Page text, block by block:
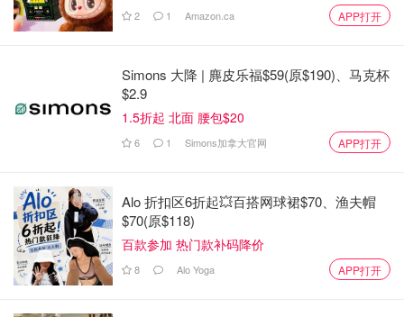
2 1 Amazon.ca APP打开
Simons 大降 | 麂皮乐福$59(原$190)、马克杯
$2.9
1.5折起 北面 腰包$20
6 1 Simons加拿大官网 APP打开
Alo 折扣区6折起💥百搭网球裙$70、渔夫帽
$70(原$118)
百款参加 热门款补码降价
8 Alo Yoga APP打开